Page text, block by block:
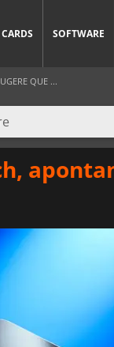
SOFTWARE
QUE ...